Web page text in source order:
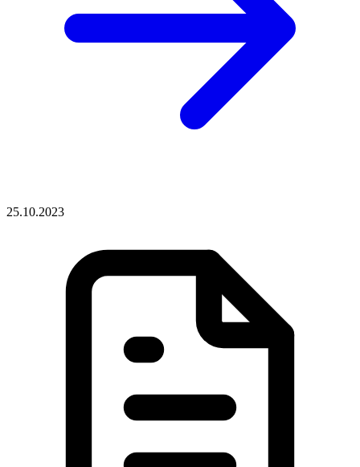
25.10.2023